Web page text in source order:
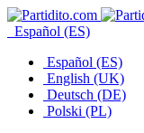
Español (ES)
Español (ES)
English (UK)
Deutsch (DE)
Polski (PL)